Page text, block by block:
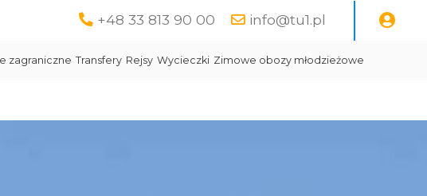
+48 33 813 90 00 info@tu1.pl
zagraniczne Transfery Rejsy Wycieczki Zimowe obozy młodzieżowe